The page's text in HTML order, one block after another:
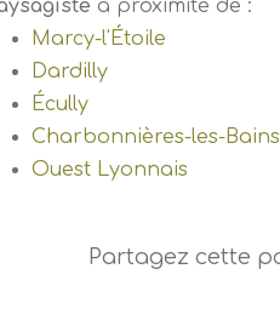
à proximité de :
Marcy-l'Étoile
Dardilly
Écully
Charbonnières-les-Bains
Ouest Lyonnais